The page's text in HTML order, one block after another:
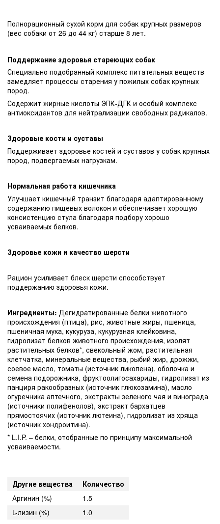
Полнорационный сухой корм для собак крупных размеров
(вес собаки от 26 до 44 кг) старше 8 лет.
Поддержание здоровья стареющих собак
Специально подобранный комплекс питательных веществ
замедляет процессы старения у пожилых собак крупных
пород.
Содержит жирные кислоты ЭПК-ДГК и особый комплекс
антиоксидантов для нейтрализации свободных радикалов.
Здоровые кости и суставы
Поддерживает здоровье костей и суставов у собак крупных
пород, подвергаемых нагрузкам.
Нормальная работа кишечника
Улучшает кишечный транзит благодаря адаптированному
содержанию пищевых волокон и обеспечивает хорошую
консистенцию стула благодаря подбору хорошо
усваиваемых белков.
Здоровье кожи и качество шерсти
Рацион усиливает блеск шерсти способствует
поддержанию здоровья кожи.
Ингредиенты: Дегидратированные белки животного
происхождения (птица), рис, животные жиры, пшеница,
пшеничная мука, кукуруза, кукурузная клейковина,
гидролизат белков животного происхождения, изолят
растительных белков*, свекольный жом, растительная
клетчатка, минеральные вещества, рыбий жир, дрожжи,
соевое масло, томаты (источник ликопена), оболочка и
семена подорожника, фруктоолигосахариды, гидролизат из
панциря ракообразных (источник глюкозамина), масло
огуречника аптечного, экстракты зеленого чая и винограда
(источники полифенолов), экстракт бархатцев
прямостоячих (источник лютеина), гидролизат из хряща
(источник хондроитина).
* L.I.P. – белки, отобранные по принципу максимальной
усваиваемости.
Другие вещества
Количество
Аргинин (%)
1.5
L-лизин (%)
1.0